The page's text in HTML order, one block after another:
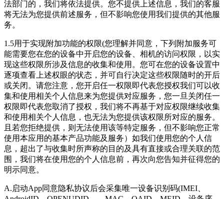
法部门的，我们将依法提供。您不提供上述信息，我们的客服
将无法为您提供前述服务，但不影响您使用我们提供的其他服
务。
1.5用于实现附加功能的权限(您理解并同意，下列附加服务可
能需要您在您的设备中开启您的设备、相机的访问权限，以实
现这些权限所涉及信息的收集和使用。您可在您的设备设置中
逐项查看上述权眼的状态，并可自行决定这些权限随时的开后
或关闭。请您注意，您开启任一权限即代表您授权我们可以收
集和使用相关个人信息来为您提供对应服务，您一旦关闭任一
权限即代表您取消了授权，我们将不再基于对应权限继续收集
和使用相关个人信息，也无法为您提供该权限所对应的服务。
且若您拒绝提供，则无法使用该等特定服务，但不影响您正常
使用本应用的基本产品功能及服务）如我们使用您的个人信
息，超出了与收集时所声称的目的及具有直接或合理关联的范
围，我们将在使用您的个人信息前，再次向您告知并征得您的
明示同意。
A.启动App同意隐私协议后会采集唯一设备识别码(IMEI、